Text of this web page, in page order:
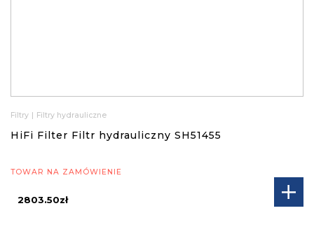
Filtry Filtry hydrauliczne
HiFi Filter Filtr hydrauliczny SH51455
TOWAR NA ZAMÓWIENIE
2803.50zł